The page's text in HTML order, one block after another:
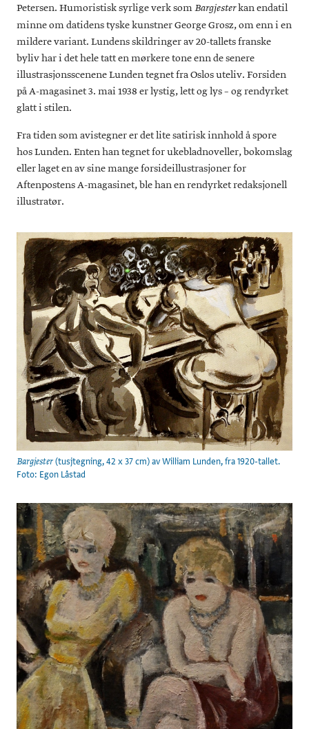
Petersen. Humoristisk syrlige verk somBargjesterkan endatil
minne om datidens tyske kunstner George Grosz, om enn i en
mildere variant. Lundens skildringer av 20-tallets franske
byliv har i det hele tatt en mørkere tone enn de senere
illustrasjonsscenene Lunden tegnet fra Oslos uteliv. Forsiden
på A-magasinet 3. mai 1938 er lystig, lett og lys – og rendyrket
glatt i stilen.
Fra tiden som avistegner er det lite satirisk innhold å spore
hos Lunden. Enten han tegnet for ukebladnoveller, bokomslag
eller laget en av sine mange forsideillustrasjoner for
Aftenpostens A-magasinet, ble han en rendyrket redaksjonell
illustratør.
Bargjester (tusjtegning, 42 x 37 cm) av William Lunden, fra 1920-tallet.
Foto: Egon Låstad